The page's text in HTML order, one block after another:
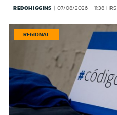
REDOHIGGINS 07/08/2026 - 11:38 HRS
REGIONAL